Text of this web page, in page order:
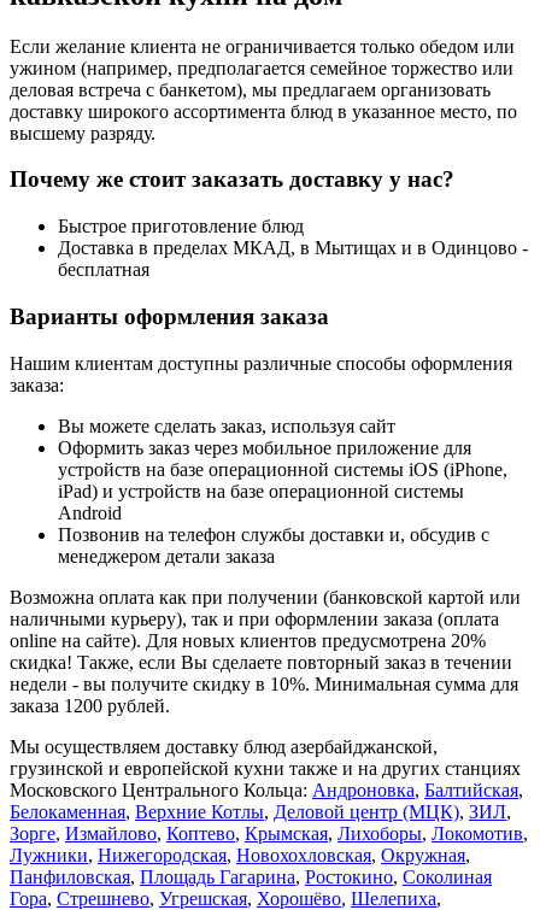
Если желание клиента не ограничивается только обедом или
ужином (например, предполагается семейное торжество или
деловая встреча с банкетом), мы предлагаем организовать
доставку широкого ассортимента блюд в указанное место, по
высшему разряду.
Почему же стоит заказать доставку у нас?
Быстрое приготовление блюд
Доставка в пределах МКАД, в Мытищах и в Одинцово -
бесплатная
Варианты оформления заказа
Нашим клиентам доступны различные способы оформления
заказа:
Вы можете сделать заказ, используя сайт
Оформить заказ через мобильное приложение для
устройств на базе операционной системы iOS (iPhone,
iPad) и устройств на базе операционной системы
Android
Позвонив на телефон службы доставки и, обсудив с
менеджером детали заказа
Возможна оплата как при получении (банковской картой или
наличными курьеру), так и при оформлении заказа (оплата
online на сайте). Для новых клиентов предусмотрена 20%
скидка! Также, если Вы сделаете повторный заказ в течении
недели - вы получите скидку в 10%. Минимальная сумма для
заказа 1200 рублей.
Мы осуществляем доставку блюд азербайджанской,
грузинской и европейской кухни также и на других станциях
Московского Центрального Кольца: Андроновка, Балтийская,
Белокаменная, Верхние Котлы, Деловой центр (МЦК), ЗИЛ,
Зорге, Измайлово, Коптево, Крымская, Лихоборы, Локомотив,
Лужники, Нижегородская, Новохохловская, Окружная,
Панфиловская, Площадь Гагарина, Ростокино, Соколиная
Гора, Стрешнево, Угрешская, Хорошёво, Шелепиха,